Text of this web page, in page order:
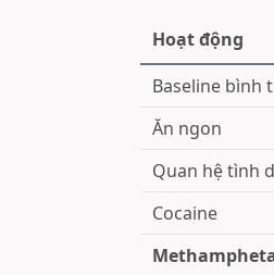
Hoạt động
Baseline bình
Ăn ngon
Quan hệ tình
Cocaine